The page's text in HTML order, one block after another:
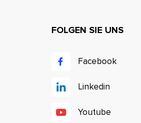
FOLGEN SIE UNS
Facebook
Linkedin
Youtube